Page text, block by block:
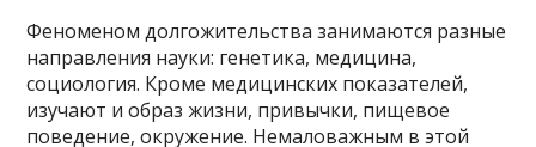
Феноменом долгожительства занимаются разные
направления науки: генетика, медицина,
социология. Кроме медицинских показателей,
изучают и образ жизни, привычки, пищевое
поведение, окружение. Немаловажным в этой